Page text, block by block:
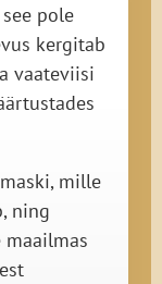
pole
kergitab
vaateviisi
mille
ning